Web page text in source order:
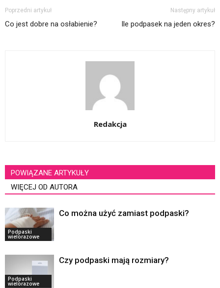
Poprzedni artykuł
Co jest dobre na osłabienie?
Następny artykuł
Ile podpasek na jeden okres?
Redakcja
POWIĄZANE ARTYKUŁY
WIĘCEJ OD AUTORA
Podpaski
wielorazowe
Co można użyć zamiast podpaski?
Podpaski
wielorazowe
Czy podpaski mają rozmiary?